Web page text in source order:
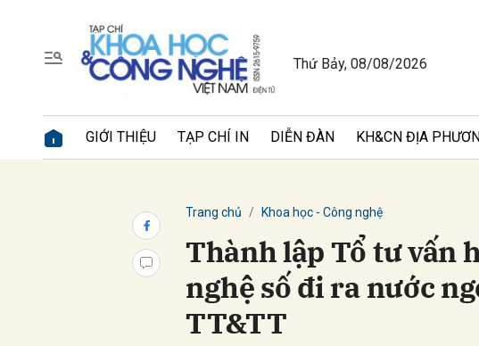
Thứ Bảy, 08/08/2026
GIỚI THIỆU TẠP CHÍ IN DIỄN ĐÀN KH&CN ĐỊA
Trang chủ Khoa học - Công nghệ
Thành lập Tổ tư vấn
nghệ số đi ra nước
TT&TT